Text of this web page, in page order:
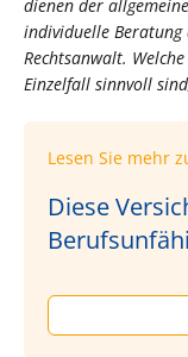
dienen der
individuelle Beratung
Rechtsanwalt.
Einzelfall sinnvoll
Lesen Sie mehr
Diese